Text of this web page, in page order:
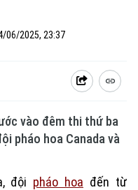
06/2025, 23:37
vào đêm thi thứ ba
pháo hoa Canada và
đội pháo hoa đến từ